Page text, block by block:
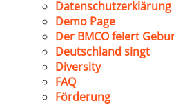
Datenschutzerklärung
Demo Page
Der BMCO feiert
Deutschland singt
Diversity
FAQ
Förderung